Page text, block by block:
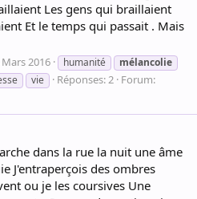
Les gens qui braillaient
Et le temps qui passait . Mais
Mars 2016 humanité
mélancolie
vie Réponses: 2 Forum:
dans la rue la nuit une âme
J'entraperçois des ombres
ou je les coursives Une